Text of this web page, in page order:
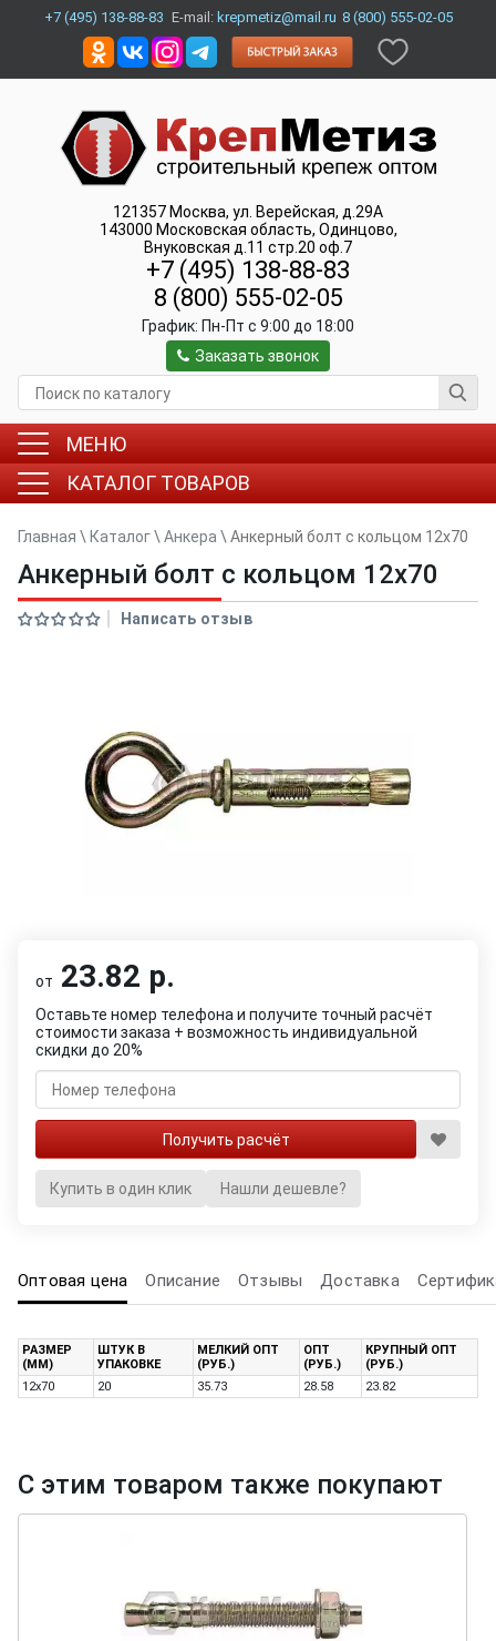
+7 (495) 138-88-83 E-mail: krepmetiz@mail.ru 8 (800) 555-02-05
121357 Москва, ул. Верейская, д.29А
143000 Московская область, Одинцово,
Внуковская д.11 стр.20 оф.7
+7 (495) 138-88-83
8 (800) 555-02-05
График: Пн-Пт c 9:00 до 18:00
Заказать звонок
МЕНЮ
КАТАЛОГ ТОВАРОВ
Главная \ Каталог\ Анкера \ Анкерный болт с кольцом 12x70
Анкерный болт с кольцом 12x70
Написать отзыв
от 23.82 р.
Оставьте номер телефона и получите точный расчёт
стоимости заказа + возможность индивидуальной
скидки до 20%
Купить в один клик Нашли дешевле?
Оптовая цена Описание Отзывы Доставка
РАЗМЕР
(ММ)
ШТУК В
УПАКОВКЕ
МЕЛКИЙ ОПТ
(РУБ.)
ОПТ
(РУБ.)
КРУПНЫЙ ОПТ
(РУБ.)
12х70
20 35.73 28.58 23.82
С этим товаром также покупают